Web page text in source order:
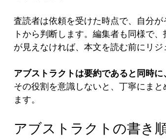
査読者は依頼を受けた時点で、自分
トから判断します。編集者も同様で
が見えなければ、本文を読む前にリジ
アブストラクトは要約であると同時
その役割を意識しないと、丁寧にま
ます。
アブストラクトの書き